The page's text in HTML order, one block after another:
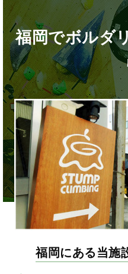
福岡でボルダ
福岡にある当施